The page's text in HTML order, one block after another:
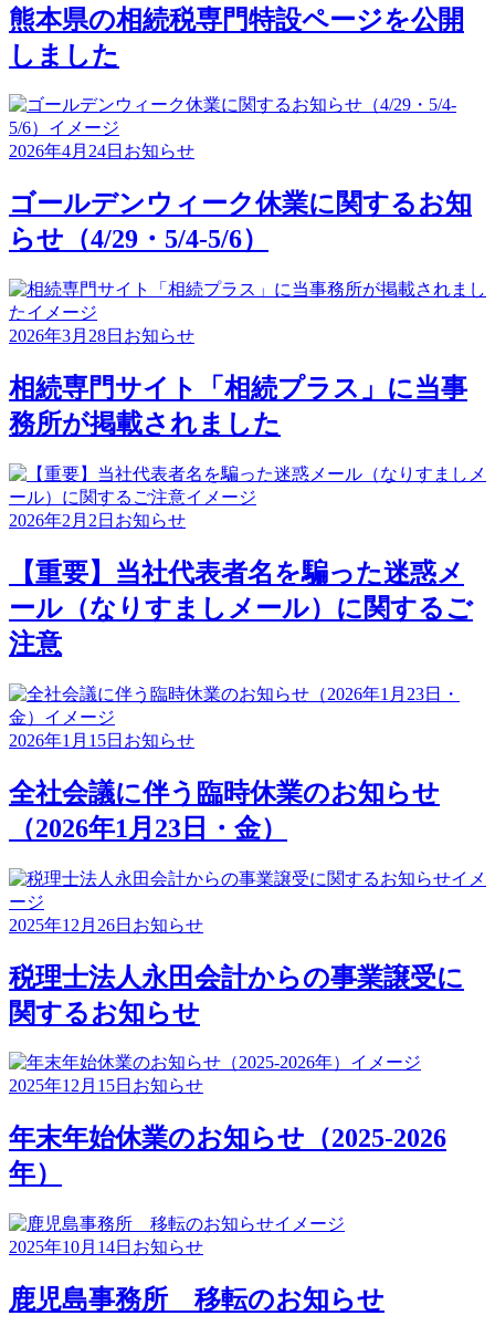
熊本県の相続税専門特設ページを公開
しました
2026年4月24日 お知らせ
ゴールデンウィーク休業に関するお知
らせ（4/29・5/4-5/6）
2026年3月28日 お知らせ
相続専門サイト「相続プラス」に当事
務所が掲載されました
2026年2月2日 お知らせ
【重要】当社代表者名を騙った迷惑メ
ール（なりすましメール）に関するご
注意
2026年1月15日 お知らせ
全社会議に伴う臨時休業のお知らせ
（2026年1月23日・金）
2025年12月26日 お知らせ
税理士法人永田会計からの事業譲受に
関するお知らせ
2025年12月15日 お知らせ
年末年始休業のお知らせ（2025-2026
年）
2025年10月14日 お知らせ
鹿児島事務所 移転のお知らせ